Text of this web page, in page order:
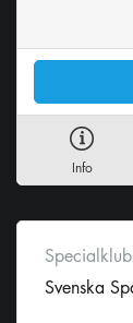
Info
Svenska